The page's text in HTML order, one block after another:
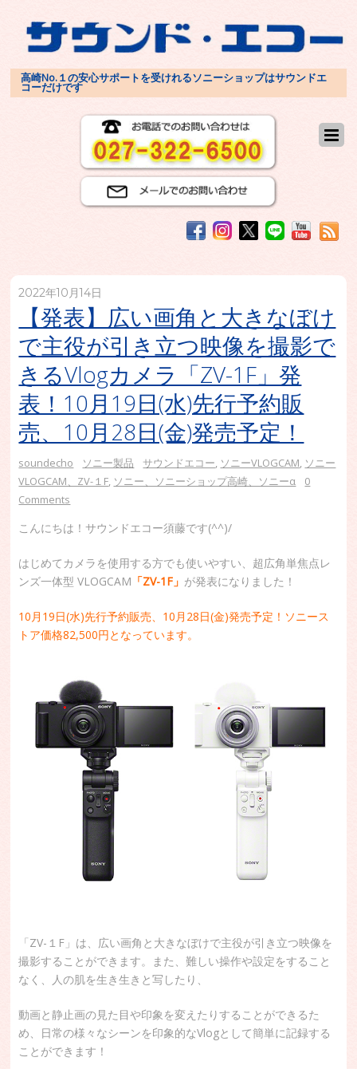
高崎No.１の安心サポートを受けれるソニーショップはサウンドエ
コーだけです
2022年10月14日
【発表】広い画角と大きなぼけ
で主役が引き立つ映像を撮影で
きるVlogカメラ「ZV-1F」発
表！10月19日(水)先行予約販
売、10月28日(金)発売予定！
soundecho ソニー製品 サウンドエコー, ソニーVLOGCAM, ソニー
VLOGCAM、ZV-１F, ソニー、ソニーショップ高崎、ソニーα
0
Comments
こんにちは！サウンドエコー須藤です(^^)/
はじめてカメラを使用する方でも使いやすい、超広角単焦点レ
ンズ一体型 VLOGCAM 「ZV-1F」 が発表になりました！
10月19日(水)先行予約販売、10月28日(金)発売予定！ソニース
トア価格82,500円となっています。
「ZV-１F」は、広い画角と大きなぼけで主役が引き立つ映像を
撮影することができます。また、難しい操作や設定をすること
なく、人の肌を生き生きと写したり、
動画と静止画の見た目や印象を変えたりすることができるた
め、日常の様々なシーンを印象的なVlogとして簡単に記録する
ことができます！